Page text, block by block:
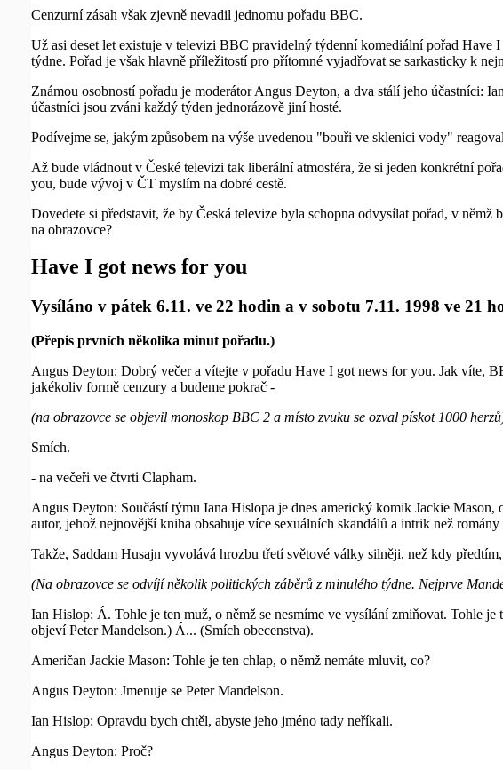
Cenzurní zásah však zjevně nevadil jednomu pořadu BBC.
Už asi deset let existuje v televizi BBC pravidelný týdenní komediální pořad
týdne. Pořad je však hlavně příležitostí pro přítomné vyjadřovat se sarkasticky k
Známou osobností pořadu je moderátor Angus Deyton, a dva stálí jeho účastníci:
účastníci jsou zváni každý týden jednorázově jiní hosté.
Podívejme se, jakým způsobem na výše uvedenou "bouři ve sklenici vody"
Až bude vládnout v České televizi tak liberální atmosféra, že si jeden konkrétní
you, bude vývoj v ČT myslím na dobré cestě.
Dovedete si představit, že by Česká televize byla schopna odvysílat pořad, v
na obrazovce?
Have I got news for you
Vysíláno v pátek 6.11. ve 22 hodin a v sobotu 7.11. 1998 ve 21
(Přepis prvních několika minut pořadu.)
Angus Deyton: Dobrý večer a vítejte v pořadu Have I got news for you. Jak víte,
jakékoliv formě cenzury a budeme pokrač -
(na obrazovce se objevil monoskop BBC 2 a místo zvuku se ozval pískot 1000
Smích.
- na večeři ve čtvrti Clapham.
Angus Deyton: Součástí týmu Iana Hislopa je dnes americký komik Jackie
autor, jehož nejnovější kniha obsahuje více sexuálních skandálů a intrik než
Takže, Saddam Husajn vyvolává hrozbu třetí světové války silněji, než kdy
(Na obrazovce se odvíjí několik politických záběrů z minulého týdne. Nejprve
Ian Hislop: Á. Tohle je ten muž, o němž se nesmíme ve vysílání zmiňovat. Tohle
objeví Peter Mandelson.) Á... (Smích obecenstva).
Američan Jackie Mason: Tohle je ten chlap, o němž nemáte mluvit, co?
Angus Deyton: Jmenuje se Peter Mandelson.
Ian Hislop: Opravdu bych chtěl, abyste jeho jméno tady neříkali.
Angus Deyton: Proč?